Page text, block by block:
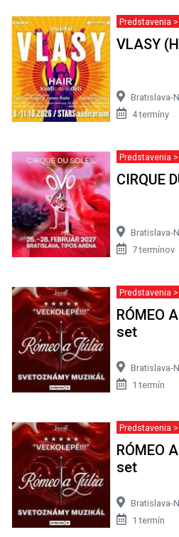
Predstavenia >
VLASY
Bratislava-
4 termíny
Predstavenia >
CIRQUE
Bratislava-
7 termínov
Predstavenia >
RÓMEO
set
Bratislava-
1 termín
Predstavenia >
RÓMEO
set
Bratislava-
1 termín